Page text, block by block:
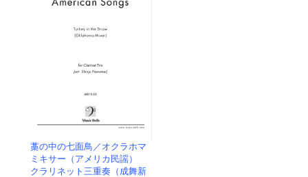
藁の中の七面鳥／オクラホマ
ミキサー（アメリカ民謡）
クラリネット三重奏（成舞新